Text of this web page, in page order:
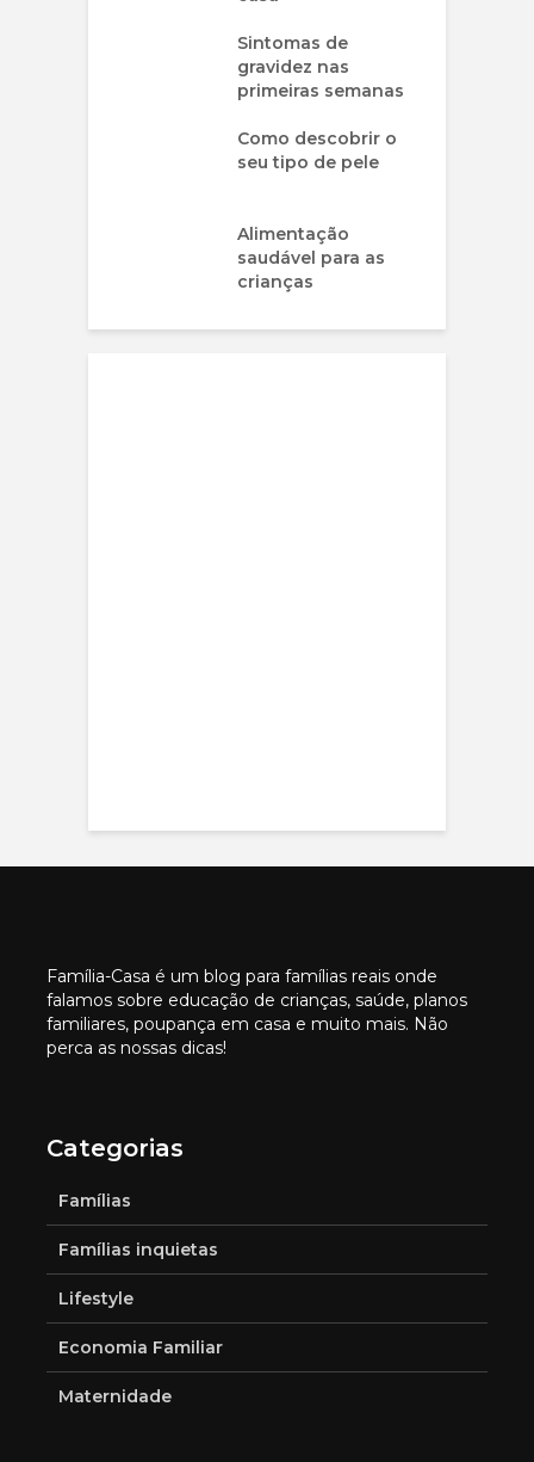
Sintomas de
gravidez nas
primeiras semanas
Como descobrir o
seu tipo de pele
Alimentação
saudável para as
crianças
Família-Casa é um blog para famílias reais onde
falamos sobre educação de crianças, saúde, planos
familiares, poupança em casa e muito mais. Não
perca as nossas dicas!
Categorias
Famílias
Famílias inquietas
Lifestyle
Economia Familiar
Maternidade